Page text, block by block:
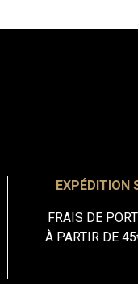
EXPÉDITION
FRAIS DE
À PARTIR DE